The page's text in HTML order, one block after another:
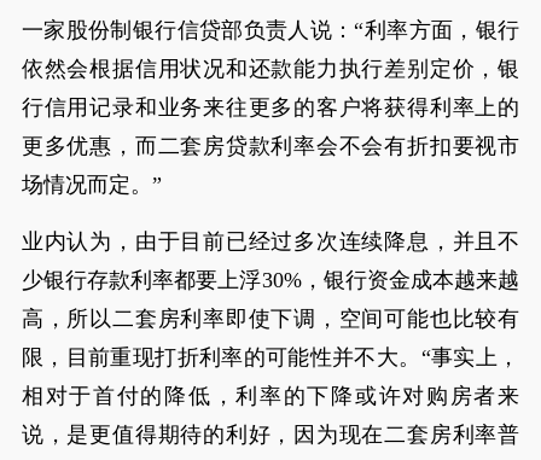
一家股份制银行信贷部负责人说：“利率方面，银行
依然会根据信用状况和还款能力执行差别定价，银
行信用记录和业务来往更多的客户将获得利率上的
更多优惠，而二套房贷款利率会不会有折扣要视市
场情况而定。”
业内认为，由于目前已经过多次连续降息，并且不
少银行存款利率都要上浮30%，银行资金成本越来越
高，所以二套房利率即使下调，空间可能也比较有
限，目前重现打折利率的可能性并不大。“事实上，
相对于首付的降低，利率的下降或许对购房者来
说，是更值得期待的利好，因为现在二套房利率普